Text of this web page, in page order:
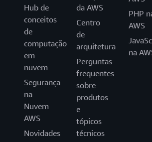
Hub de
conceitos
de
computação
em
nuvem
Segurança
na
Nuvem
AWS
Novidades
da AWS
Centro
de
arquitetura
Perguntas
frequentes
sobre
produtos
e
tópicos
técnicos
PHP
AWS
na